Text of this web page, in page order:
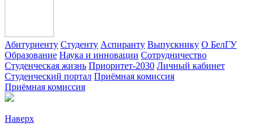
Абитуриенту Студенту Аспиранту Выпускнику О БелГУ
Образование Наука и инновации Сотрудничество
Студенческая жизнь Приоритет-2030 Личный кабинет
Студенческий портал Приёмная комиссия
Приёмная комиссия
Наверх